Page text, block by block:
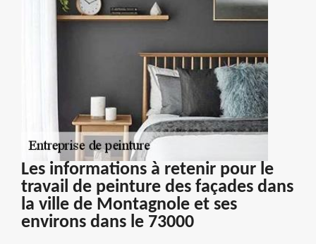
Les informations à retenir pour le
travail de peinture des façades dans
la ville de Montagnole et ses
environs dans le 73000